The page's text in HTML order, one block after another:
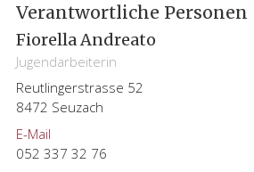
Haupt-
Sidebar
(Primary)
Verantwortliche Personen
Fiorella Andreato
Jugendarbeiterin
Reutlingerstrasse 52
8472 Seuzach
E-Mail
052 337 32 76